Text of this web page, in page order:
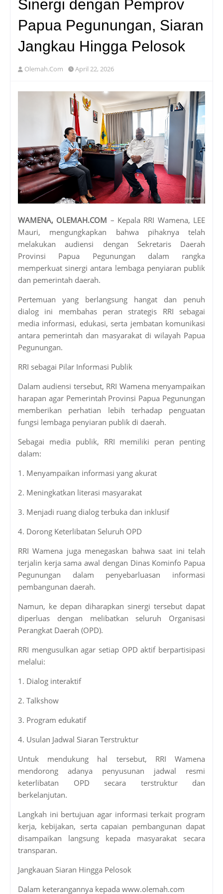
Sinergi dengan Pemprov
Papua Pegunungan, Siaran
Jangkau Hingga Pelosok
Olemah.Com April 22, 2026
WAMENA, OLEMAH.COM – Kepala RRI Wamena, LEE
Mauri, mengungkapkan bahwa pihaknya telah
melakukan audiensi dengan Sekretaris Daerah
Provinsi Papua Pegunungan dalam rangka
memperkuat sinergi antara lembaga penyiaran publik
dan pemerintah daerah.
Pertemuan yang berlangsung hangat dan penuh
dialog ini membahas peran strategis RRI sebagai
media informasi, edukasi, serta jembatan komunikasi
antara pemerintah dan masyarakat di wilayah Papua
Pegunungan.
RRI sebagai Pilar Informasi Publik
Dalam audiensi tersebut, RRI Wamena menyampaikan
harapan agar Pemerintah Provinsi Papua Pegunungan
memberikan perhatian lebih terhadap penguatan
fungsi lembaga penyiaran publik di daerah.
Sebagai media publik, RRI memiliki peran penting
dalam:
1. Menyampaikan informasi yang akurat
2. Meningkatkan literasi masyarakat
3. Menjadi ruang dialog terbuka dan inklusif
4. Dorong Keterlibatan Seluruh OPD
RRI Wamena juga menegaskan bahwa saat ini telah
terjalin kerja sama awal dengan Dinas Kominfo Papua
Pegunungan dalam penyebarluasan informasi
pembangunan daerah.
Namun, ke depan diharapkan sinergi tersebut dapat
diperluas dengan melibatkan seluruh Organisasi
Perangkat Daerah (OPD).
RRI mengusulkan agar setiap OPD aktif berpartisipasi
melalui:
1. Dialog interaktif
2. Talkshow
3. Program edukatif
4. Usulan Jadwal Siaran Terstruktur
Untuk mendukung hal tersebut, RRI Wamena
mendorong adanya penyusunan jadwal resmi
keterlibatan OPD secara terstruktur dan
berkelanjutan.
Langkah ini bertujuan agar informasi terkait program
kerja, kebijakan, serta capaian pembangunan dapat
disampaikan langsung kepada masyarakat secara
transparan.
Jangkauan Siaran Hingga Pelosok
Dalam keterangannya kepada www.olemah.com